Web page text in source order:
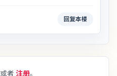
回复本楼
或者 注册。